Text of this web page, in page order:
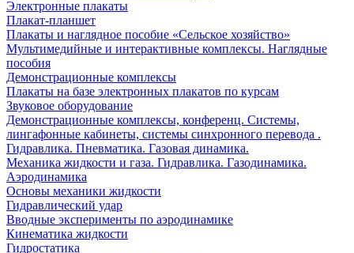
Электронные плакаты
Плакат-планшет
Плакаты и наглядное пособие «Сельское хозяйство»
Мультимедийные и интерактивные комплексы. Наглядные
пособия
Демонстрационные комплексы
Плакаты на базе электронных плакатов по курсам
Звуковое оборудование
Демонстрационные комплексы, конференц. Системы,
лингафонные кабинеты, системы синхронного перевода .
Гидравлика. Пневматика. Газовая динамика.
Механика жидкости и газа. Гидравлика. Газодинамика.
Аэродинамика
Основы механики жидкости
Гидравлический удар
Вводные эксперименты по аэродинамике
Кинематика жидкости
Гидростатика